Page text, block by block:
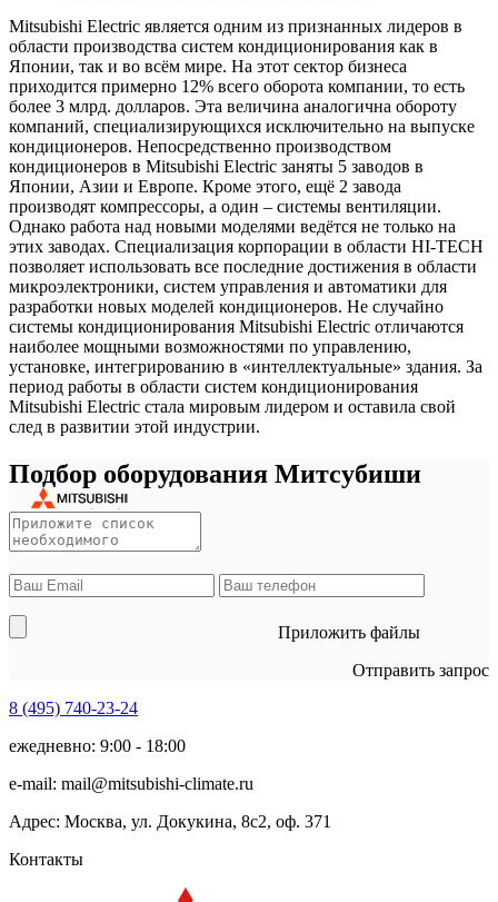
Mitsubishi Electric является одним из признанных лидеров в
области производства систем кондиционирования как в
Японии, так и во всём мире. На этот сектор бизнеса
приходится примерно 12% всего оборота компании, то есть
более 3 млрд. долларов. Эта величина аналогична обороту
компаний, специализирующихся исключительно на выпуске
кондиционеров. Непосредственно производством
кондиционеров в Mitsubishi Electric заняты 5 заводов в
Японии, Азии и Европе. Кроме этого, ещё 2 завода
производят компрессоры, а один – системы вентиляции.
Однако работа над новыми моделями ведётся не только на
этих заводах. Специализация корпорации в области HI-TECH
позволяет использовать все последние достижения в области
микроэлектроники, систем управления и автоматики для
разработки новых моделей кондиционеров. Не случайно
системы кондиционирования Mitsubishi Electric отличаются
наиболее мощными возможностями по управлению,
установке, интегрированию в «интеллектуальные» здания. За
период работы в области систем кондиционирования
Mitsubishi Electric стала мировым лидером и оставила свой
след в развитии этой индустрии.
Подбор оборудования Митсубиши
Приложить файлы
Отправить запрос
8 (495) 740-23-24
ежедневно: 9:00 - 18:00
e-mail: mail@mitsubishi-climate.ru
Адрес: Москва, ул. Докукина, 8с2, оф. 371
Контакты